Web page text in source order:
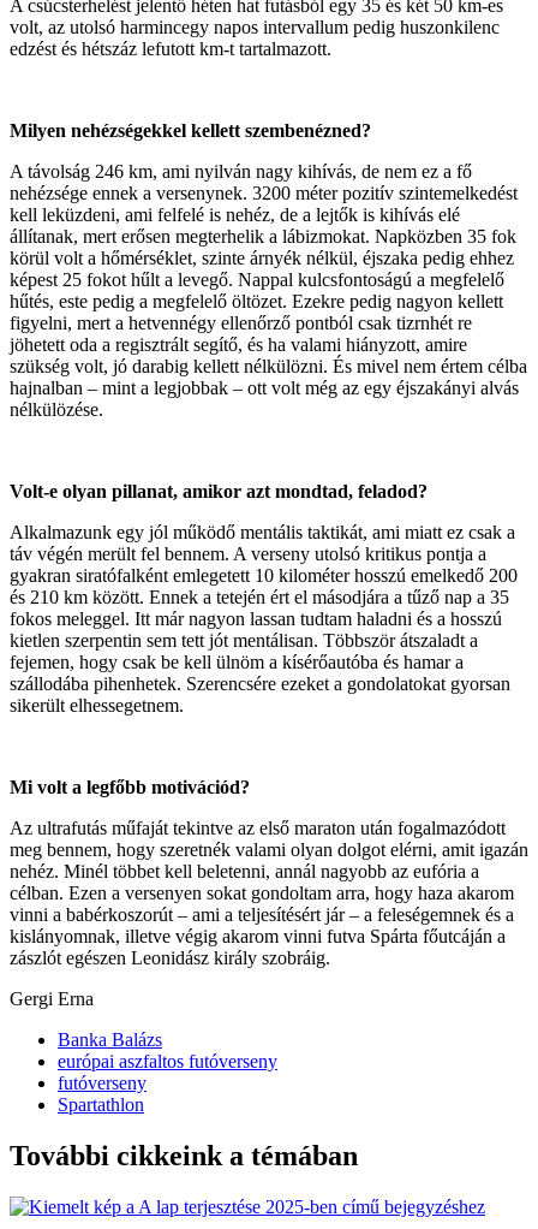
A csúcsterhelést jelentő héten hat futásból egy 35 és két 50 km-es
volt, az utolsó harmincegy napos intervallum pedig huszonkilenc
edzést és hétszáz lefutott km-t tartalmazott.
Milyen nehézségekkel kellett szembenézned?
A távolság 246 km, ami nyilván nagy kihívás, de nem ez a fő
nehézsége ennek a versenynek. 3200 méter pozitív szintemelkedést
kell leküzdeni, ami felfelé is nehéz, de a lejtők is kihívás elé
állítanak, mert erősen megterhelik a lábizmokat. Napközben 35 fok
körül volt a hőmérséklet, szinte árnyék nélkül, éjszaka pedig ehhez
képest 25 fokot hűlt a levegő. Nappal kulcsfontoságú a megfelelő
hűtés, este pedig a megfelelő öltözet. Ezekre pedig nagyon kellett
figyelni, mert a hetvennégy ellenőrző pontból csak tizrnhét re
jöhetett oda a regisztrált segítő, és ha valami hiányzott, amire
szükség volt, jó darabig kellett nélkülözni. És mivel nem értem célba
hajnalban – mint a legjobbak – ott volt még az egy éjszakányi alvás
nélkülözése.
Volt-e olyan pillanat, amikor azt mondtad, feladod?
Alkalmazunk egy jól működő mentális taktikát, ami miatt ez csak a
táv végén merült fel bennem. A verseny utolsó kritikus pontja a
gyakran siratófalként emlegetett 10 kilométer hosszú emelkedő 200
és 210 km között. Ennek a tetején ért el másodjára a tűző nap a 35
fokos meleggel. Itt már nagyon lassan tudtam haladni és a hosszú
kietlen szerpentin sem tett jót mentálisan. Többször átszaladt a
fejemen, hogy csak be kell ülnöm a kísérőautóba és hamar a
szállodába pihenhetek. Szerencsére ezeket a gondolatokat gyorsan
sikerült elhessegetnem.
Mi volt a legfőbb motivációd?
Az ultrafutás műfaját tekintve az első maraton után fogalmazódott
meg bennem, hogy szeretnék valami olyan dolgot elérni, amit igazán
nehéz. Minél többet kell beletenni, annál nagyobb az eufória a
célban. Ezen a versenyen sokat gondoltam arra, hogy haza akarom
vinni a babérkoszorút – ami a teljesítésért jár – a feleségemnek és a
kislányomnak, illetve végig akarom vinni futva Spárta főutcáján a
zászlót egészen Leonidász király szobráig.
Gergi Erna
Banka Balázs
európai aszfaltos futóverseny
futóverseny
Spartathlon
További cikkeink a témában